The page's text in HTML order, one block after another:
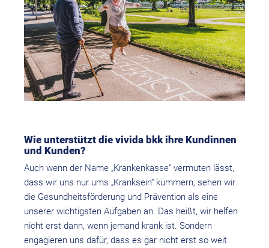
Wie unterstützt die vivida bkk ihre Kundinnen
und Kunden?
Auch wenn der Name „Krankenkasse“ vermuten lässt,
dass wir uns nur ums „Kranksein“ kümmern, sehen wir
die Gesundheitsförderung und Prävention als eine
unserer wichtigsten Aufgaben an. Das heißt, wir helfen
nicht erst dann, wenn jemand krank ist. Sondern
engagieren uns dafür, dass es gar nicht erst so weit